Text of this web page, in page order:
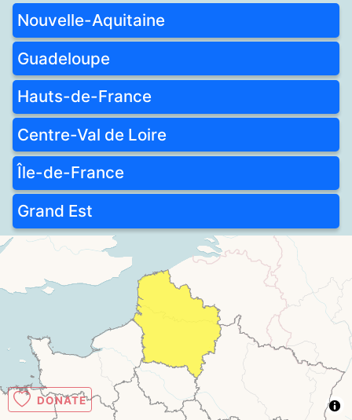
Nouvelle-Aquitaine
Guadeloupe
Hauts-de-France
Centre-Val de Loire
Île-de-France
Grand Est
DONATE